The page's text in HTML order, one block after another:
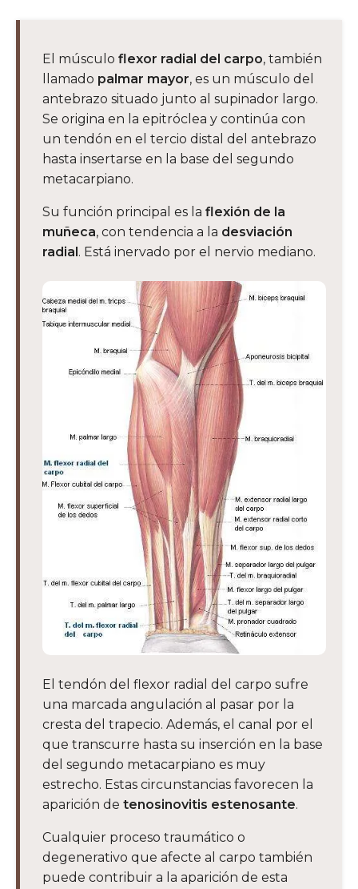
El músculo flexor radial del carpo, también
llamado palmar mayor, es un músculo del
antebrazo situado junto al supinador largo.
Se origina en la epitróclea y continúa con
un tendón en el tercio distal del antebrazo
hasta insertarse en la base del segundo
metacarpiano.
Su función principal es la flexión de la
muñeca, con tendencia a la desviación
radial. Está inervado por el nervio mediano.
El tendón del flexor radial del carpo sufre
una marcada angulación al pasar por la
cresta del trapecio. Además, el canal por el
que transcurre hasta su inserción en la base
del segundo metacarpiano es muy
estrecho. Estas circunstancias favorecen la
aparición de tenosinovitis estenosante.
Cualquier proceso traumático o
degenerativo que afecte al carpo también
puede contribuir a la aparición de esta